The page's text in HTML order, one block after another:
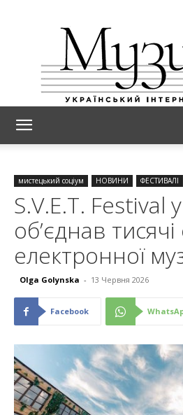
мистецький соціум НОВИНИ ФЕСТИВАЛІ
S.V.E.T. Festival
об’єднав
електронної
Olga Golynska - 13 Червня 2026
Facebook